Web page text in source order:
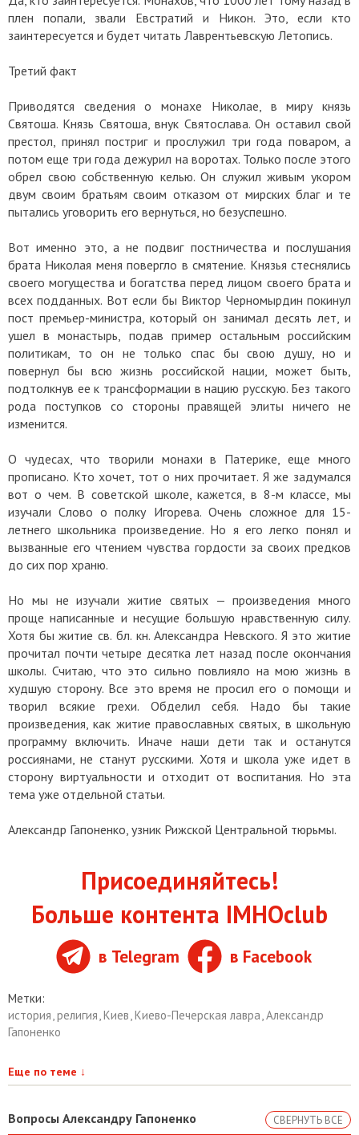
плен попали, звали Евстратий и Никон. Это, если кто
заинтересуется и будет читать Лаврентьевскую Летопись.
Третий факт
Приводятся сведения о монахе Николае, в миру князь
Святоша. Князь Святоша, внук Святослава. Он оставил свой
престол, принял постриг и прослужил три года поваром, а
потом еще три года дежурил на воротах. Только после этого
обрел свою собственную келью. Он служил живым укором
двум своим братьям своим отказом от мирских благ и те
пытались уговорить его вернуться, но безуспешно.
Вот именно это, а не подвиг постничества и послушания
брата Николая меня повергло в смятение. Князья стеснялись
своего могущества и богатства перед лицом своего брата и
всех подданных. Вот если бы Виктор Черномырдин покинул
пост премьер-министра, который он занимал десять лет, и
ушел в монастырь, подав пример остальным российским
политикам, то он не только спас бы свою душу, но и
повернул бы всю жизнь российской нации, может быть,
подтолкнув ее к трансформации в нацию русскую. Без такого
рода поступков со стороны правящей элиты ничего не
изменится.
О чудесах, что творили монахи в Патерике, еще много
прописано. Кто хочет, тот о них прочитает. Я же задумался
вот о чем. В советской школе, кажется, в 8-м классе, мы
изучали Слово о полку Игорева. Очень сложное для 15-
летнего школьника произведение. Но я его легко понял и
вызванные его чтением чувства гордости за своих предков
до сих пор храню.
Но мы не изучали житие святых — произведения много
проще написанные и несущие большую нравственную силу.
Хотя бы житие св. бл. кн. Александра Невского. Я это житие
прочитал почти четыре десятка лет назад после окончания
школы. Считаю, что это сильно повлияло на мою жизнь в
худшую сторону. Все это время не просил его о помощи и
творил всякие грехи. Обделил себя. Надо бы такие
произведения, как житие православных святых, в школьную
программу включить. Иначе наши дети так и останутся
россиянами, не станут русскими. Хотя и школа уже идет в
сторону виртуальности и отходит от воспитания. Но эта
тема уже отдельной статьи.
Александр Гапоненко, узник Рижской Центральной тюрьмы.
Присоединяйтесь!
Больше контента IMHOclub
в Telegram в Facebook
Метки:
история,религия,Киев,Киево-Печерская лавра,Александр
Гапоненко
Еще по теме ↓
Вопросы Александру Гапоненко СВЕРНУТЬ ВСЕ